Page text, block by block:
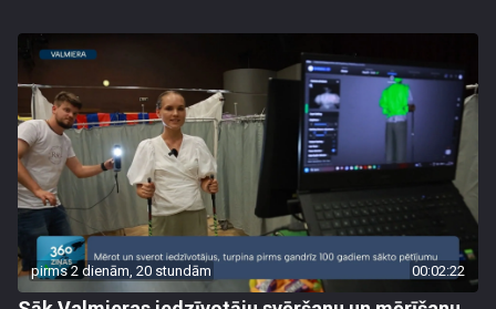
pirms 2 dienām, 20 stundām 00:02:22